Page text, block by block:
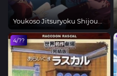
Youkoso Jitsuryoku Shijou
Shugi no Kyoushitsu e 4th
Season
4/??